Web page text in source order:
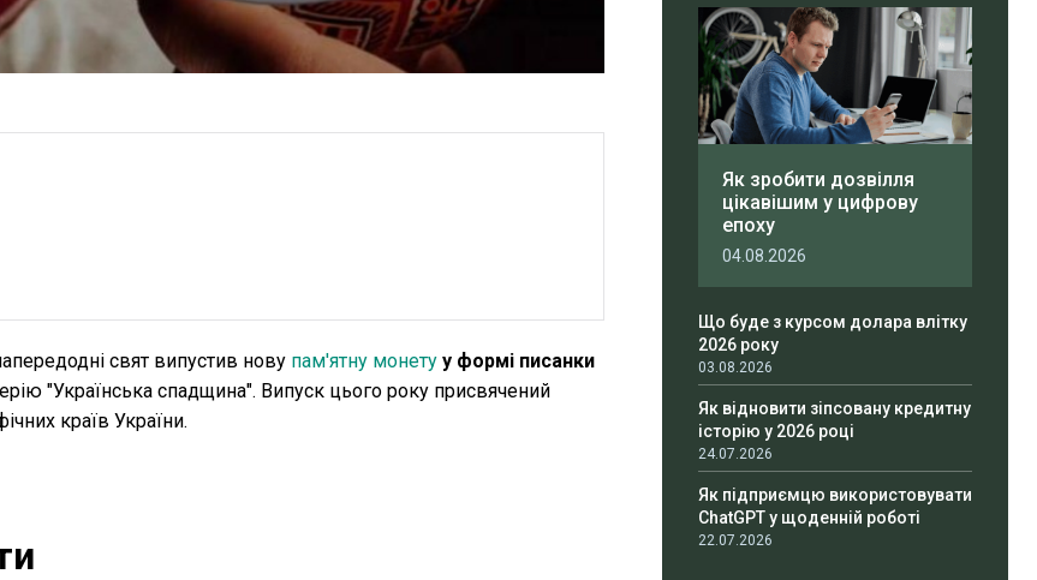
свят випустив нову пам'ятну монету у формі писанки
"Українська спадщина". Випуск цього року присвячений
країв України.
Як зробити дозвілля
цікавішим у цифрову
епоху
04.08.2026
Що буде з курсом долара влітку
2026 року
03.08.2026
Як відновити зіпсовану кредитну
історію у 2026 році
24.07.2026
Як підприємцю використовувати
ChatGPT у щоденній роботі
22.07.2026